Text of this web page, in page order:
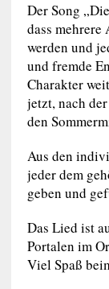
Der Song
dass mehrere
werden und
und fremde
Charakter
jetzt, nach
den
Aus den
jeder dem
geben und
Das Lied ist
Portalen im
Viel Spaß